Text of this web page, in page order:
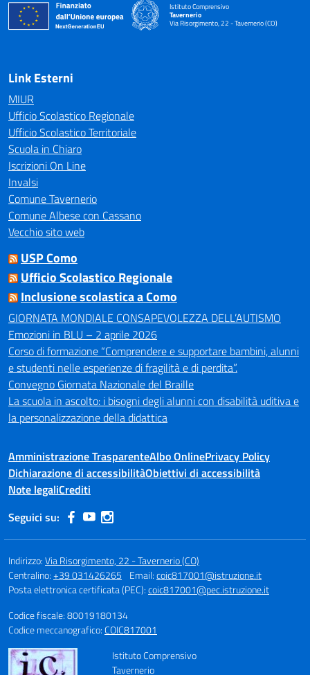
Istituto Comprensivo
Tavernerio
Via Risorgimento, 22 - Tavernerio (CO)
— Visita la pagina iniziale della scuola
Link Esterni
MIUR
Ufficio Scolastico Regionale
Ufficio Scolastico Territoriale
Scuola in Chiaro
Iscrizioni On Line
Invalsi
Comune Tavernerio
Comune Albese con Cassano
Vecchio sito web
USP Como
Ufficio Scolastico Regionale
Inclusione scolastica a Como
GIORNATA MONDIALE CONSAPEVOLEZZA DELL’AUTISMO
Emozioni in BLU – 2 aprile 2026
Corso di formazione “Comprendere e supportare bambini, alunni
e studenti nelle esperienze di fragilità e di perdita”.
Convegno Giornata Nazionale del Braille
La scuola in ascolto: i bisogni degli alunni con disabilità uditiva e
la personalizzazione della didattica
Amministrazione TrasparenteAlbo OnlinePrivacy Policy
Dichiarazione di accessibilitàObiettivi di accessibilità
Note legaliCrediti
Seguici su:
Indirizzo:Via Risorgimento, 22 - Tavernerio (CO)
Centralino:+39 031426265 Email:coic817001@istruzione.it
Posta elettronica certificata (PEC):coic817001@pec.istruzione.it
Codice fiscale: 80019180134
Codice meccanografico:COIC817001
Istituto Comprensivo
Tavernerio